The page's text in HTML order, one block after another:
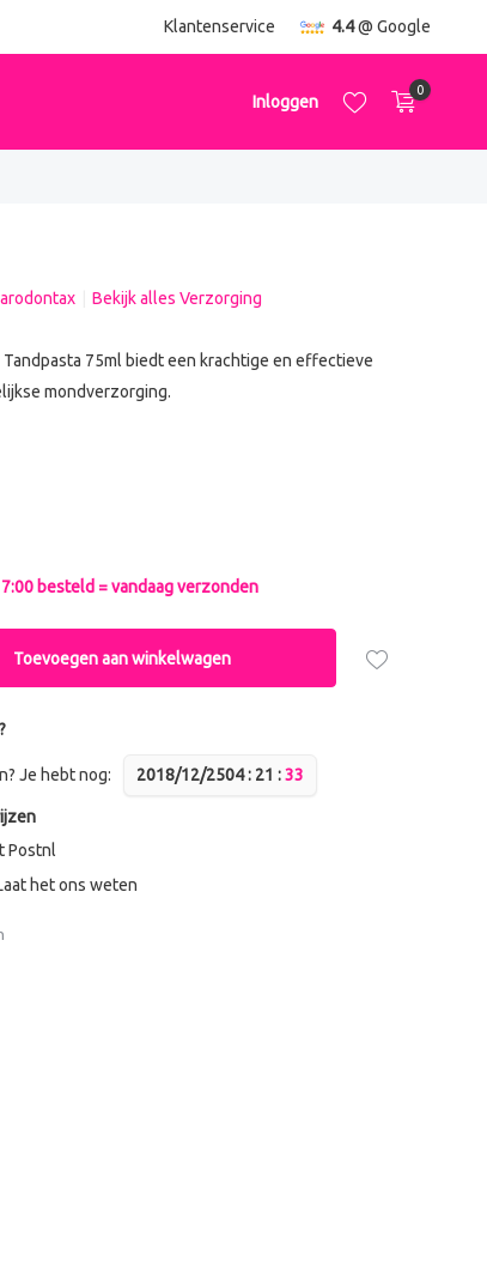
Klantenservice 4.4@ Google
Inloggen
0
Bekijk alles Verzorging
Tandpasta 75ml biedt een krachtige en effectieve
mondverzorging.
besteld = vandaag verzonden
Toevoegen aan winkelwagen
Je hebt nog: 2018/12/2504: 21 :33
Postnl
het ons weten